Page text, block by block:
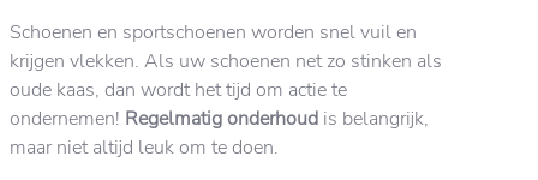
Schoenen en sportschoenen worden snel vuil en
krijgen vlekken. Als uw schoenen net zo stinken als
oude kaas, dan wordt het tijd om actie te
ondernemen! Regelmatig onderhoud is belangrijk,
maar niet altijd leuk om te doen.